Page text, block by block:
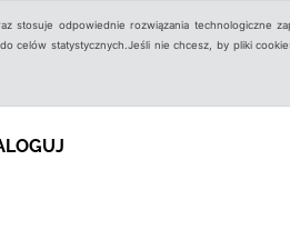
stosuje odpowiednie rozwiązania technologiczne
celów statystycznych.Jeśli nie chcesz, by pliki